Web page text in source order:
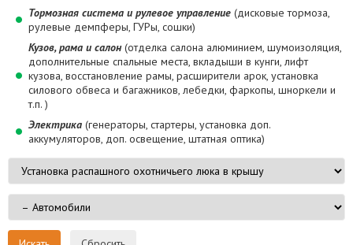
Тормозная система и рулевое управление (дисковые тормоза,
рулевые демпферы, ГУРы, сошки)
Кузов, рама и салон(отделка салона алюминием, шумоизоляция,
дополнительные спальные места, вкладыши в кунги, лифт
кузова, восстановление рамы, расширители арок, установка
силового обвеса и багажников, лебедки, фаркопы, шноркели и
т.п. )
Электрика (генераторы, стартеры, установка доп.
аккумуляторов, доп. освещение, штатная оптика)